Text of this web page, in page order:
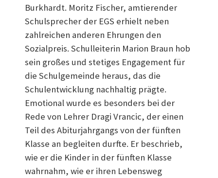
Burkhardt. Moritz Fischer, amtierender
Schulsprecher der EGS erhielt neben
zahlreichen anderen Ehrungen den
Sozialpreis. Schulleiterin Marion Braun hob
sein großes und stetiges Engagement für
die Schulgemeinde heraus, das die
Schulentwicklung nachhaltig prägte.
Emotional wurde es besonders bei der
Rede von Lehrer Dragi Vrancic, der einen
Teil des Abiturjahrgangs von der fünften
Klasse an begleiten durfte. Er beschrieb,
wie er die Kinder in der fünften Klasse
wahrnahm, wie er ihren Lebensweg